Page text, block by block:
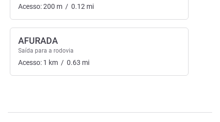
Acesso:200 m / 0.12 mi
AFURADA
Saída para a rodovia
Acesso: 1 km / 0.63 mi